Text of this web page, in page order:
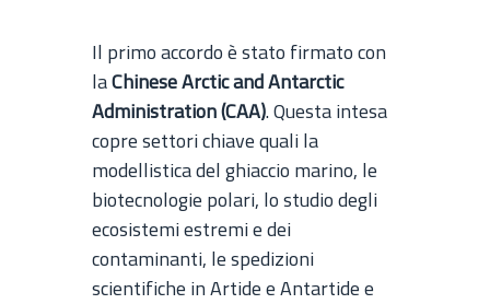
Il primo accordo è stato firmato con
laChinese Arctic and Antarctic
Administration (CAA). Questa intesa
copre settori chiave quali la
modellistica del ghiaccio marino, le
biotecnologie polari, lo studio degli
ecosistemi estremi e dei
contaminanti, le spedizioni
scientifiche in Artide e Antartide e